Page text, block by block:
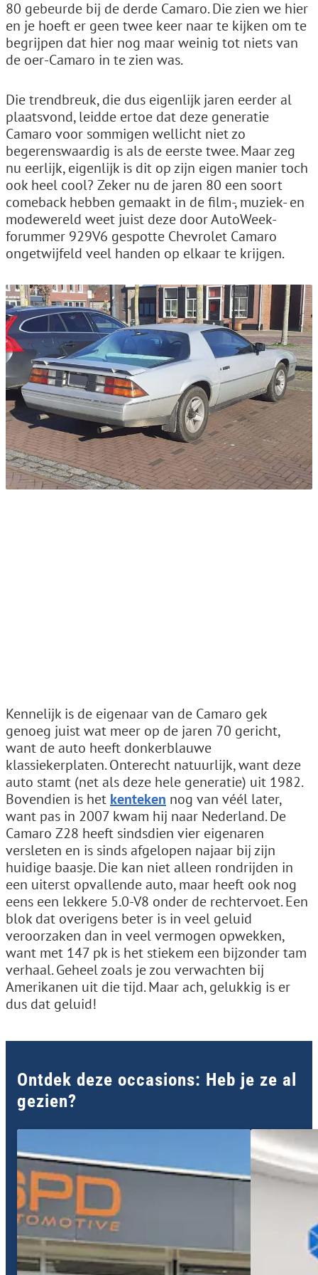
80 gebeurde bij de derde Camaro. Die zien we hier
en je hoeft er geen twee keer naar te kijken om te
begrijpen dat hier nog maar weinig tot niets van
de oer-Camaro in te zien was.
Die trendbreuk, die dus eigenlijk jaren eerder al
plaatsvond, leidde ertoe dat deze generatie
Camaro voor sommigen wellicht niet zo
begerenswaardig is als de eerste twee. Maar zeg
nu eerlijk, eigenlijk is dit op zijn eigen manier toch
ook heel cool? Zeker nu de jaren 80 een soort
comeback hebben gemaakt in de film-, muziek- en
modewereld weet juist deze door AutoWeek-
forummer 929V6 gespotte Chevrolet Camaro
ongetwijfeld veel handen op elkaar te krijgen.
Kennelijk is de eigenaar van de Camaro gek
genoeg juist wat meer op de jaren 70 gericht,
want de auto heeft donkerblauwe
klassiekerplaten. Onterecht natuurlijk, want deze
auto stamt (net als deze hele generatie) uit 1982.
Bovendien is het kenteken nog van véél later,
want pas in 2007 kwam hij naar Nederland. De
Camaro Z28 heeft sindsdien vier eigenaren
versleten en is sinds afgelopen najaar bij zijn
huidige baasje. Die kan niet alleen rondrijden in
een uiterst opvallende auto, maar heeft ook nog
eens een lekkere 5.0-V8 onder de rechtervoet. Een
blok dat overigens beter is in veel geluid
veroorzaken dan in veel vermogen opwekken,
want met 147 pk is het stiekem een bijzonder tam
verhaal. Geheel zoals je zou verwachten bij
Amerikanen uit die tijd. Maar ach, gelukkig is er
dus dat geluid!
Ontdek deze occasions: Heb je ze al
gezien?